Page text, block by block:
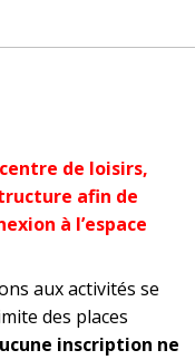
de loisirs,
afin de
à l’espace
aux activités se
des places
inscription ne